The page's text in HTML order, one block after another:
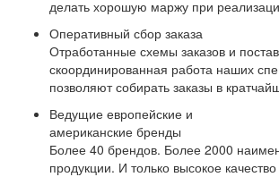
делать хорошую маржу при
Оперативный сбор заказа
Отработанные схемы заказов и
скоординированная работа наших
позволяют собирать заказы в
Ведущие европейские и
американские бренды
Более 40 брендов. Более 2000
продукции. И только высокое качество